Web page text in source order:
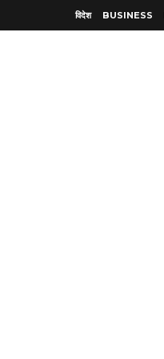
विदेश BUSINESS